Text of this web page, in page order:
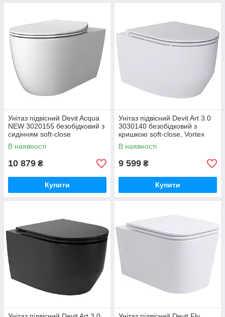
Унітаз підвісний Devit Acqua
NEW 3020155 безобідковий з
сидінням soft-close
В наявності
10 879 ₴
Купити
Унітаз підвісний Devit Art 3.0
3030140 безобідковий з
кришкою soft-close, Vortex
Flush, білий глянець
В наявності
9 599 ₴
Купити